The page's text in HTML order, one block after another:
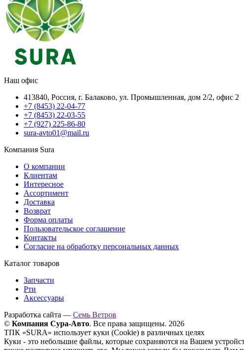
Наш офис
413840, Россия, г. Балаково, ул. Промышленная, дом 2/2, офис 2
+7 (8453) 22-04-77
+7 (8453) 22-03-55
+7 (927) 225-86-80
sura-avto01@mail.ru
Компания Sura
О компании
Клиентам
Интересное
Ассортимент
Доставка
Возврат
Форма оплаты
Пользовательское соглашение
Контакты
Согласие на обработку персональных данных
Каталог товаров
Запчасти
Рти
Аксессуары
Разработка сайта — Семь Ветров
© Компания Сура-Авто. Все права защищены. 2026
ТПК «SURA» использует куки (Cookie) в различных целях
Куки - это небольшие файлы, которые сохраняются на Вашем